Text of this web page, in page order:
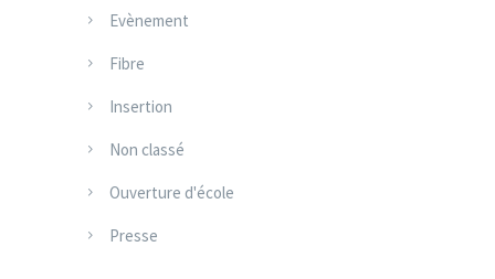
Evènement
Fibre
Insertion
Non classé
Ouverture d'école
Presse